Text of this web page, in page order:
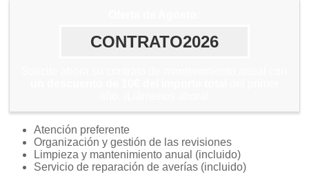
CONTRATO2026
Atención preferente
Organización y gestión de las revisiones
Limpieza y mantenimiento anual (incluido)
Servicio de reparación de averías (incluido)